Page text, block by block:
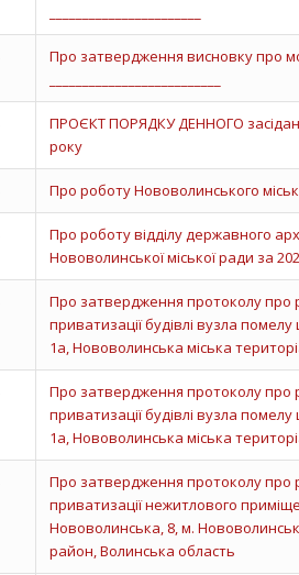
Про затвердження висновку про
ПРОЄКТ ПОРЯДКУ ДЕННОГО
року
Про роботу Нововолинського
Про роботу відділу державного
Нововолинської міської ради за
Про затвердження протоколу про
приватизації будівлі вузла
1а, Нововолинська міська
Про затвердження протоколу про
приватизації будівлі вузла
1а, Нововолинська міська
Про затвердження протоколу про
приватизації нежитлового
Нововолинська, 8, м.
район, Волинська область